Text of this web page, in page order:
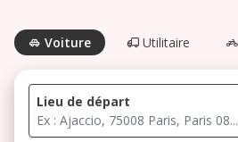
Voiture Utilitaire
Lieu de départ
agences à
proximité